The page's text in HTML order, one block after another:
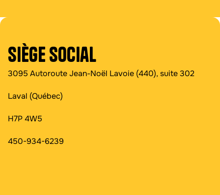
Siège social
3095 Autoroute Jean-Noël Lavoie (440), suite 302
Laval (Québec)
H7P 4W5
450-934-6239